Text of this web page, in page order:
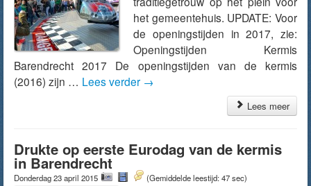
het gemeentehuis. UPDATE: Voor
de openingstijden in 2017, zie:
Openingstijden Kermis
Barendrecht 2017 De openingstijden van de kermis
(2016) zijn … Lees verder →
Lees meer
Drukte op eerste Eurodag van de kermis
in Barendrecht
Donderdag 23 april 2015 (Gemiddelde leestijd: 47 sec)